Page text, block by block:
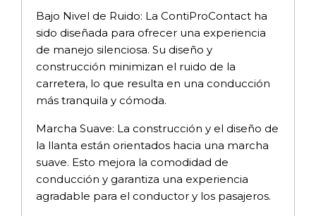
Bajo Nivel de Ruido: La ContiProContact ha
sido diseñada para ofrecer una experiencia
de manejo silenciosa. Su diseño y
construcción minimizan el ruido de la
carretera, lo que resulta en una conducción
más tranquila y cómoda.
Marcha Suave: La construcción y el diseño de
la llanta están orientados hacia una marcha
suave. Esto mejora la comodidad de
conducción y garantiza una experiencia
agradable para el conductor y los pasajeros.